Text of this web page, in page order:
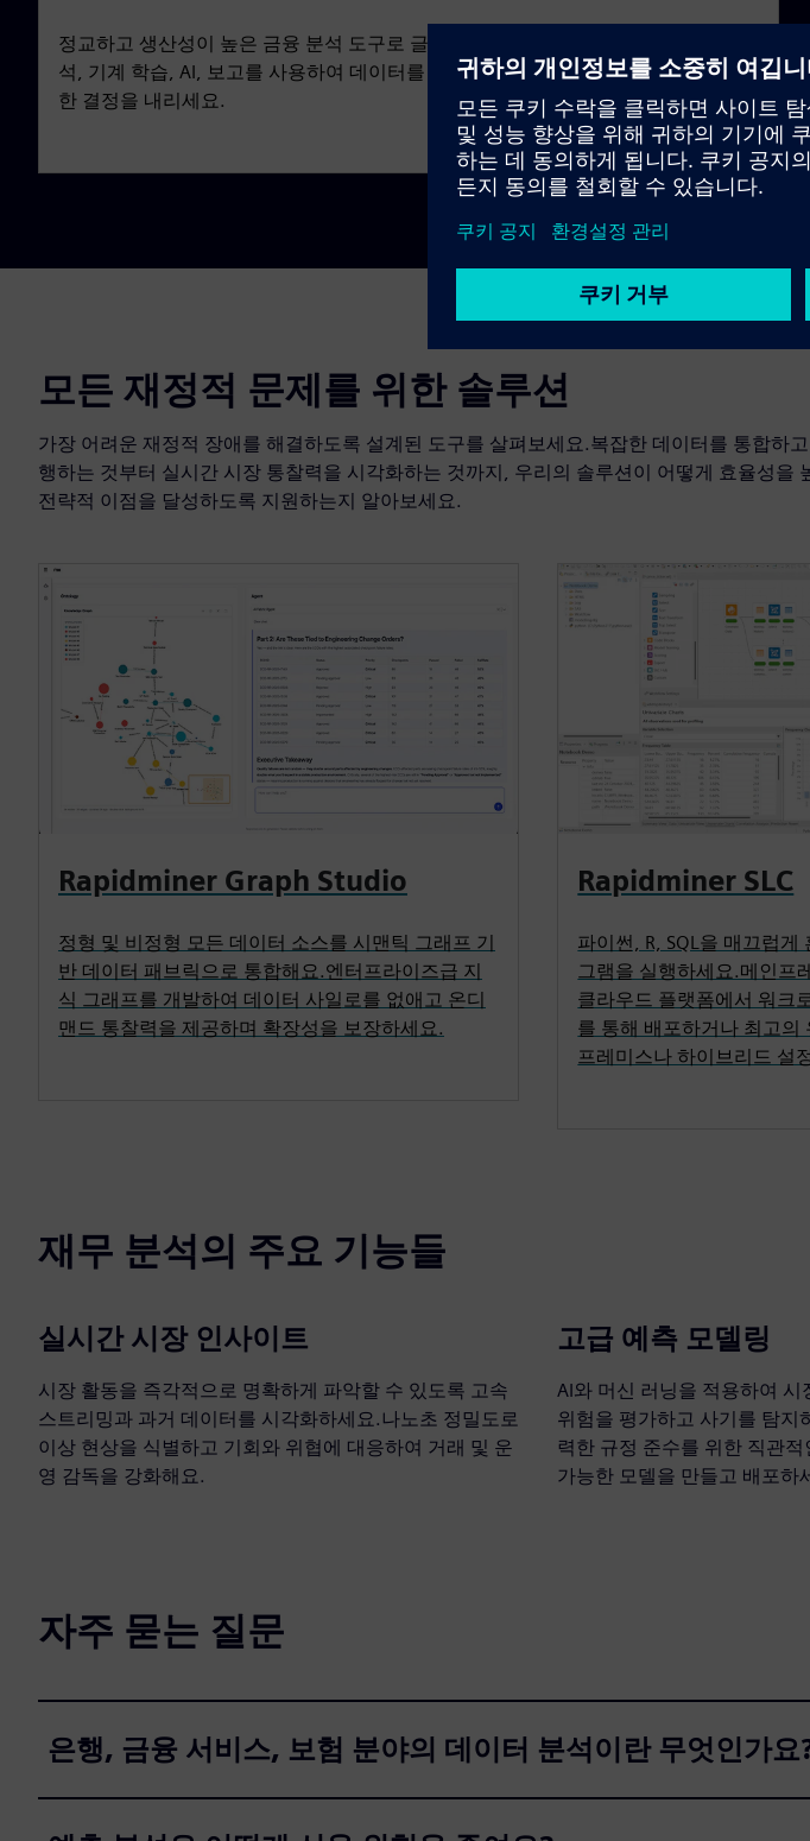
정교하고 생산성이 높은 금융 분석 도구로 글로벌 투자은행을 가속화하세요.예측 분
석, 기계 학습, AI, 보고를 사용하여 데이터를 빠르게 분석하고, 통찰력을 얻고, 신속
한 결정을 내리세요.
모든 재정적 문제를 위한 솔루션
가장 어려운 재정적 장애를 해결하도록 설계된 도구를 살펴보세요.복잡한 데이터를 통합하
행하는 것부터 실시간 시장 통찰력을 시각화하는 것까지, 우리의 솔루션이 어떻게 효율성을
전략적 이점을 달성하도록 지원하는지 알아보세요.
Rapidminer Graph Studio
정형 및 비정형 모든 데이터 소스를 시맨틱 그래프 기
반 데이터 패브릭으로 통합해요.엔터프라이즈급 지
식 그래프를 개발하여 데이터 사일로를 없애고 온디
맨드 통찰력을 제공하며 확장성을 보장하세요.
Rapidminer SLC
파이썬, R, SQL을 매끄럽게
그램을 실행하세요.메인프
클라우드 플랫폼에서 워크
를 통해 배포하거나 최고의
프레미스나 하이브리드 설
재무 분석의 주요 기능들
실시간 시장 인사이트
시장 활동을 즉각적으로 명확하게 파악할 수 있도록 고속
스트리밍과 과거 데이터를 시각화하세요.나노초 정밀도로
이상 현상을 식별하고 기회와 위협에 대응하여 거래 및 운
영 감독을 강화해요.
고급 예측 모델링
AI와 머신 러닝을 적용하여
위험을 평가하고 사기를 탐지
력한 규정 준수를 위한 직관
가능한 모델을 만들고 배포하
자주 묻는 질문
은행, 금융 서비스, 보험 분야의 데이터 분석이란 무엇인가요